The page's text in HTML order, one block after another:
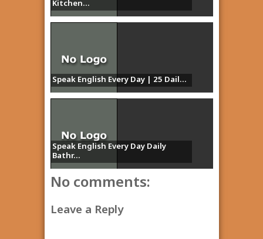
Kitchen...
Speak English Every Day | 25 Dail...
Speak English Every Day Daily
Bathr...
No comments:
Leave a Reply